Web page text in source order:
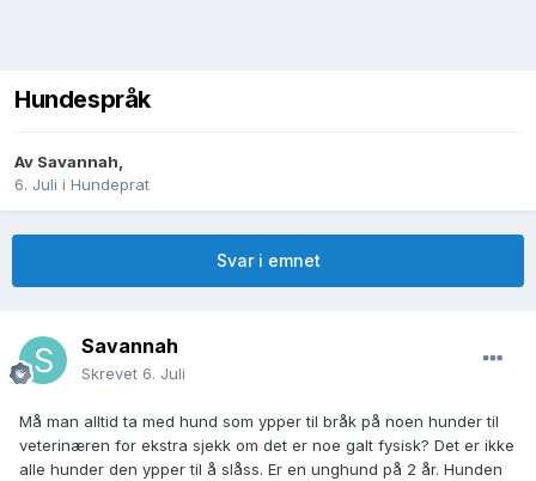
Hundespråk
Av Savannah,
6. Juli i Hundeprat
Svar i emnet
Savannah
Skrevet 6. Juli
Må man alltid ta med hund som ypper til bråk på noen hunder til
veterinæren for ekstra sjekk om det er noe galt fysisk? Det er ikke
alle hunder den ypper til å slåss. Er en unghund på 2 år. Hunden